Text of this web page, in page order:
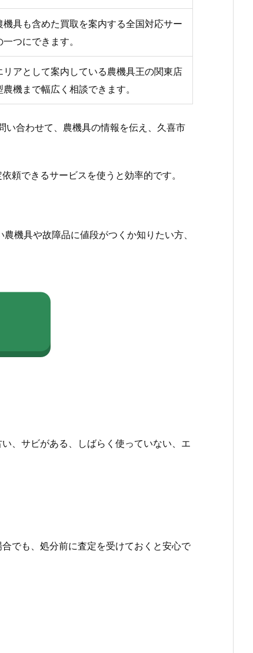
具も含めた買取を案内する全国対応サー
つにできます。
アとして案内している農機具王の関東店
機まで幅広く相談できます。
い合わせて、農機具の情報を伝え、久喜市
頼できるサービスを使うと効率的です。
機具や故障品に値段がつくか知りたい方、
、サビがある、しばらく使っていない、エ
でも、処分前に査定を受けておくと安心で